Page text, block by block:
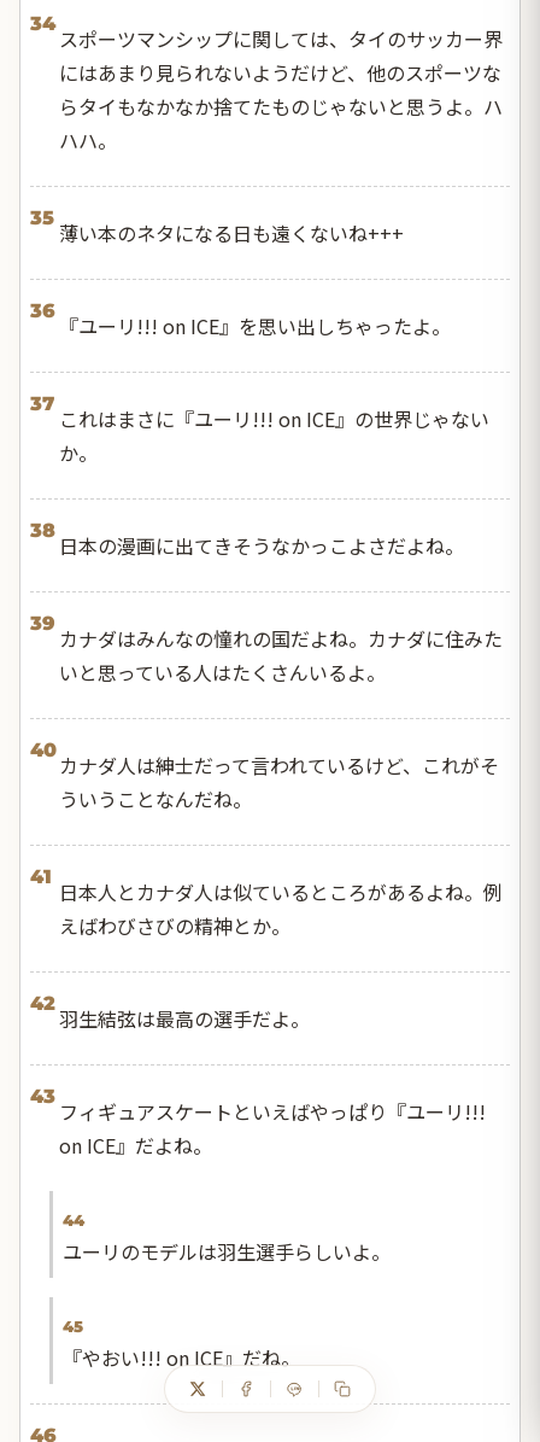
34
スポーツマンシップに関しては、タイのサッカー界
にはあまり見られないようだけど、他のスポーツな
らタイもなかなか捨てたものじゃないと思うよ。ハ
ハハ。
35
薄い本のネタになる日も遠くないね+++
36
『ユーリ!!! on ICE』を思い出しちゃったよ。
37
これはまさに『ユーリ!!! on ICE』の世界じゃない
か。
38
日本の漫画に出てきそうなかっこよさだよね。
39
カナダはみんなの憧れの国だよね。カナダに住みた
いと思っている人はたくさんいるよ。
40
カナダ人は紳士だって言われているけど、これがそ
ういうことなんだね。
41
日本人とカナダ人は似ているところがあるよね。例
えばわびさびの精神とか。
42
羽生結弦は最高の選手だよ。
43
フィギュアスケートといえばやっぱり『ユーリ!!!
on ICE』だよね。
44
ユーリのモデルは羽生選手らしいよ。
45
『やおい!!! on ICE』だね。
46